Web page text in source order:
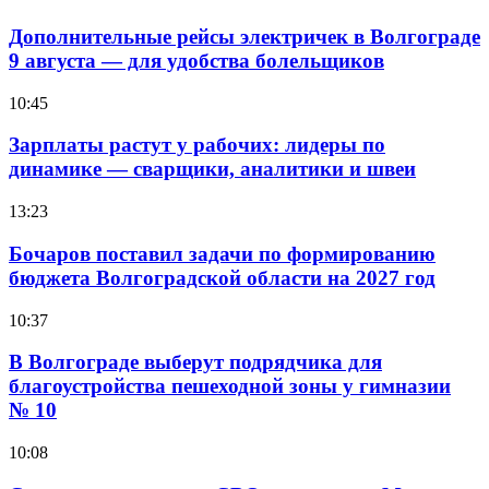
Дополнительные рейсы электричек в Волгограде
9 августа — для удобства болельщиков
10:45
Зарплаты растут у рабочих: лидеры по
динамике — сварщики, аналитики и швеи
13:23
Бочаров поставил задачи по формированию
бюджета Волгоградской области на 2027 год
10:37
В Волгограде выберут подрядчика для
благоустройства пешеходной зоны у гимназии
№ 10
10:08